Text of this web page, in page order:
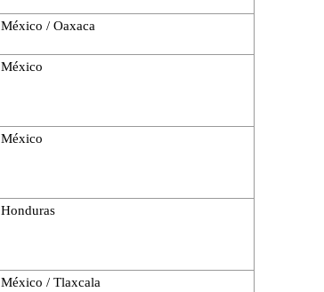
México / Oaxaca
México
México
Honduras
México / Tlaxcala